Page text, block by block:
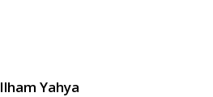
Yahya